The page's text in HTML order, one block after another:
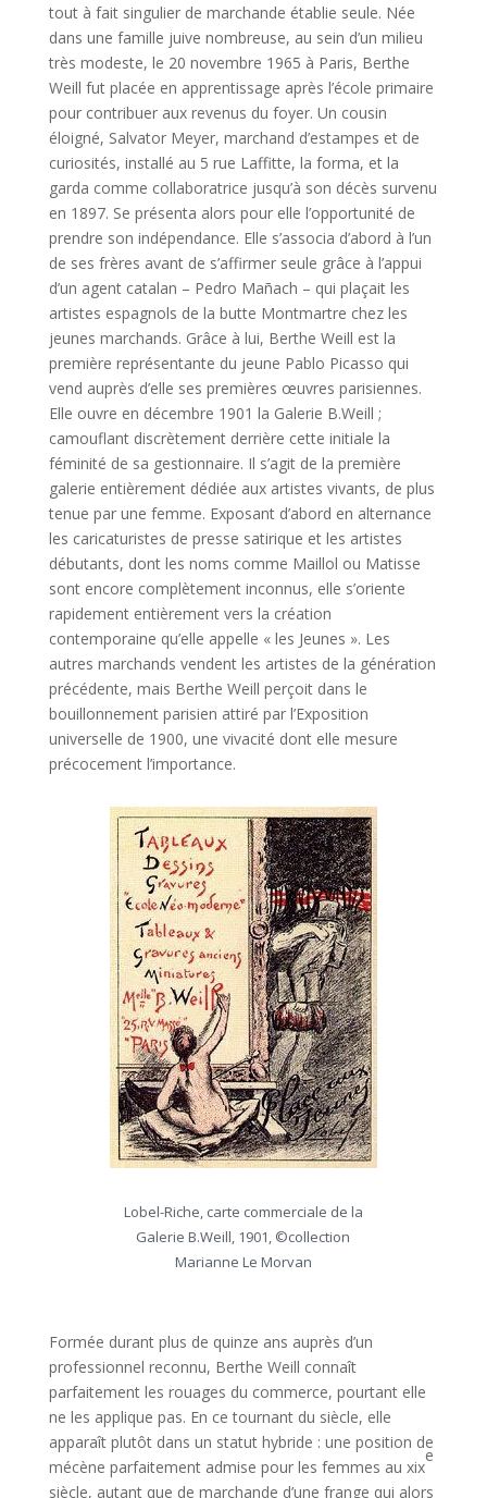
tout à fait singulier de marchande établie seule. Née
dans une famille juive nombreuse, au sein d’un milieu
très modeste, le 20 novembre 1965 à Paris, Berthe
Weill fut placée en apprentissage après l’école primaire
pour contribuer aux revenus du foyer. Un cousin
éloigné, Salvator Meyer, marchand d’estampes et de
curiosités, installé au 5 rue Laffitte, la forma, et la
garda comme collaboratrice jusqu’à son décès survenu
en 1897. Se présenta alors pour elle l’opportunité de
prendre son indépendance. Elle s’associa d’abord à l’un
de ses frères avant de s’affirmer seule grâce à l’appui
d’un agent catalan – Pedro Mañach – qui plaçait les
artistes espagnols de la butte Montmartre chez les
jeunes marchands. Grâce à lui, Berthe Weill est la
première représentante du jeune Pablo Picasso qui
vend auprès d’elle ses premières œuvres parisiennes.
Elle ouvre en décembre 1901 la Galerie B.Weill ;
camouflant discrètement derrière cette initiale la
féminité de sa gestionnaire. Il s’agit de la première
galerie entièrement dédiée aux artistes vivants, de plus
tenue par une femme. Exposant d’abord en alternance
les caricaturistes de presse satirique et les artistes
débutants, dont les noms comme Maillol ou Matisse
sont encore complètement inconnus, elle s’oriente
rapidement entièrement vers la création
contemporaine qu’elle appelle « les Jeunes ». Les
autres marchands vendent les artistes de la génération
précédente, mais Berthe Weill perçoit dans le
bouillonnement parisien attiré par l’Exposition
universelle de 1900, une vivacité dont elle mesure
précocement l’importance.
Lobel-Riche, carte commerciale de la
Galerie B.Weill, 1901, ©collection
Marianne Le Morvan
Formée durant plus de quinze ans auprès d’un
professionnel reconnu, Berthe Weill connaît
parfaitement les rouages du commerce, pourtant elle
ne les applique pas. En ce tournant du siècle, elle
apparaît plutôt dans un statut hybride : une position de
mécène parfaitement admise pour les femmes au xix
e
siècle, autant que de marchande d’une frange qui alors